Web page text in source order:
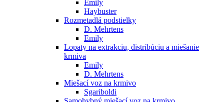
Emily
Haybuster
Rozmetadlá podstielky
D. Mehrtens
Emily
Lopaty na extrakciu, distribúciu a miešanie
krmiva
Emily
D. Mehrtens
Miešací voz na krmivo
Sgariboldi